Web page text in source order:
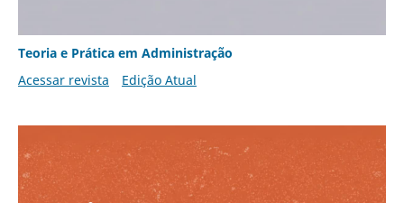
Teoria e Prática em Administração
Acessar revista
Edição Atual